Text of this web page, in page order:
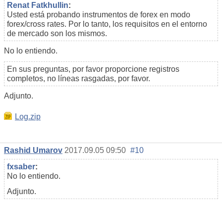
Renat Fatkhullin:
Usted está probando instrumentos de forex en modo
forex/cross rates. Por lo tanto, los requisitos en el entorno
de mercado son los mismos.
No lo entiendo.
En sus preguntas, por favor proporcione registros
completos, no líneas rasgadas, por favor.
Adjunto.
Log.zip
Rashid Umarov 2017.09.05 09:50 #10
fxsaber:
No lo entiendo.
Adjunto.